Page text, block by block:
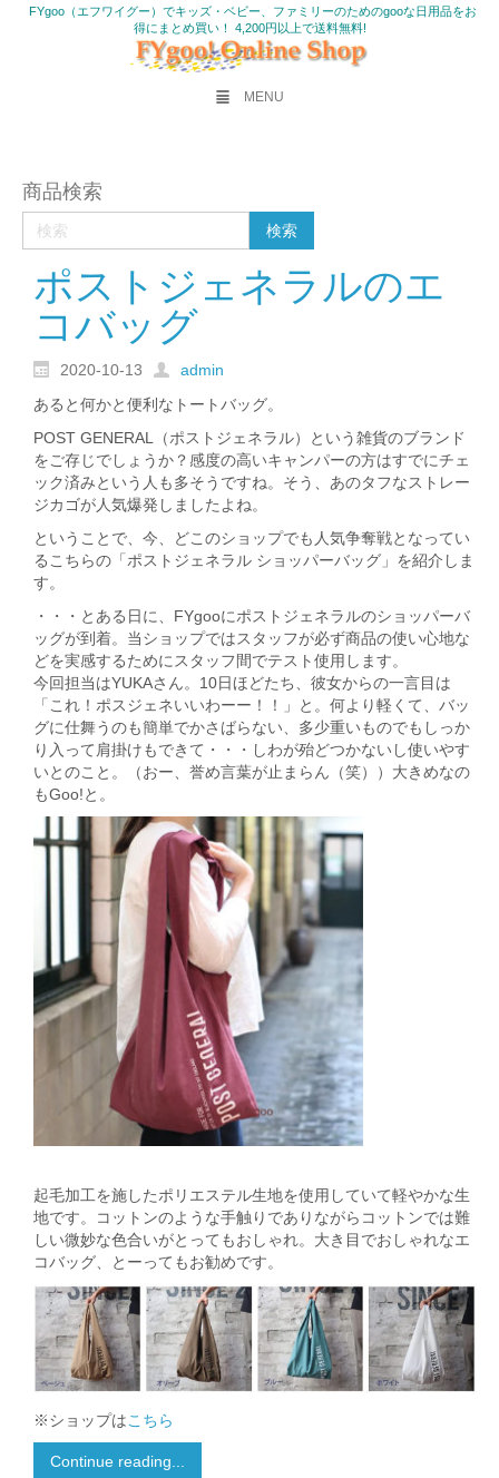
FYgoo（エフワイグー）でキッズ・ベビー、ファミリーのためのgooな日用品をお
得にまとめ買い！ 4,200円以上で送料無料!
MENU
商品検索
ポストジェネラルのエ
コバッグ
2020-10-13
admin
あると何かと便利なトートバッグ。
POST GENERAL（ポストジェネラル）という雑貨のブランド
をご存じでしょうか？感度の高いキャンパーの方はすでにチェ
ック済みという人も多そうですね。そう、あのタフなストレー
ジカゴが人気爆発しましたよね。
ということで、今、どこのショップでも人気争奪戦となってい
るこちらの「ポストジェネラル ショッパーバッグ」を紹介しま
す。
・・・とある日に、FYgooにポストジェネラルのショッパーバ
ッグが到着。当ショップではスタッフが必ず商品の使い心地な
どを実感するためにスタッフ間でテスト使用します。
今回担当はYUKAさん。10日ほどたち、彼女からの一言目は
「これ！ポスジェネいいわーー！！」と。何より軽くて、バッ
グに仕舞うのも簡単でかさばらない、多少重いものでもしっか
り入って肩掛けもできて・・・しわが殆どつかないし使いやす
いとのこと。（おー、誉め言葉が止まらん（笑））大きめなの
もGoo!と。
起毛加工を施したポリエステル生地を使用していて軽やかな生
地です。コットンのような手触りでありながらコットンでは難
しい微妙な色合いがとってもおしゃれ。大き目でおしゃれなエ
コバッグ、とーってもお勧めです。
※ショップはこちら
Continue reading...